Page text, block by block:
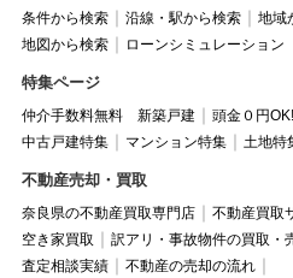
条件から検索 沿線・駅から検索 地域
地図から検索
ローンシミュレーション
特集ページ
仲介手数料無料 新築戸建 頭金０円
中古戸建特集
マンション特集 土地特
不動産売却・買取
奈良県の不動産買取専門店 不動産買取
空き家買取
訳アリ・事故物件の買取・
査定相談実績
不動産の売却の流れ